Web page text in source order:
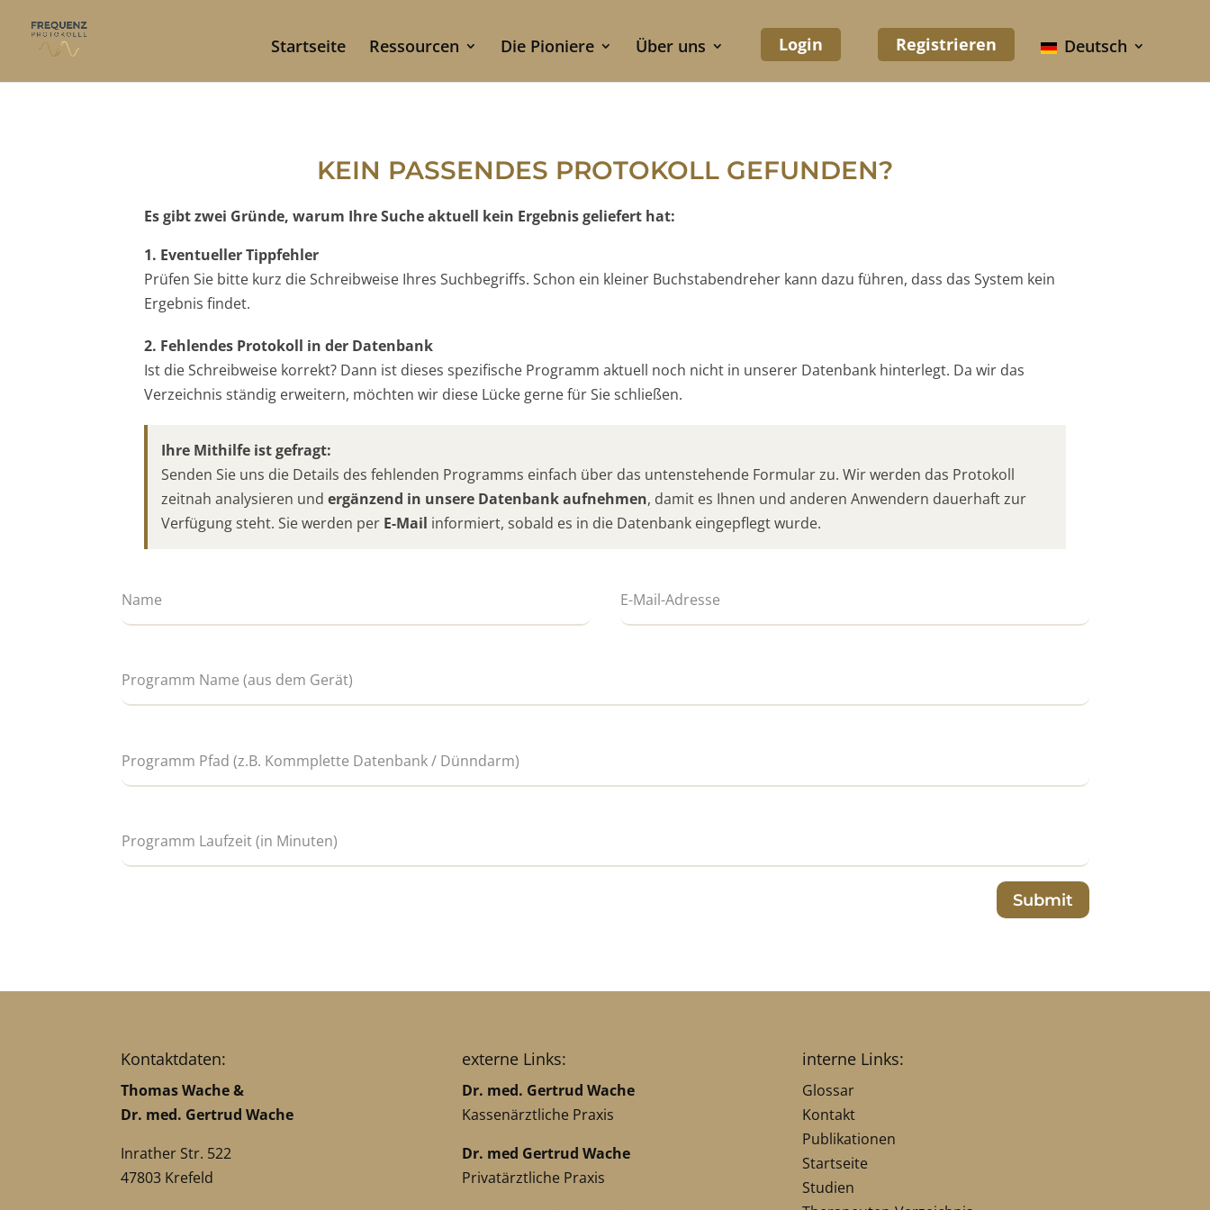
Startseite Ressourcen Die Pioniere Über uns Login Registrieren Deutsch
KEIN PASSENDES PROTOKOLL GEFUNDEN?
Es gibt zwei Gründe, warum Ihre Suche aktuell kein Ergebnis geliefert hat:
1. Eventueller Tippfehler
Prüfen Sie bitte kurz die Schreibweise Ihres Suchbegriffs. Schon ein kleiner Buchstabendreher kann dazu führen, dass das System kein
Ergebnis findet.
2. Fehlendes Protokoll in der Datenbank
Ist die Schreibweise korrekt? Dann ist dieses spezifische Programm aktuell noch nicht in unserer Datenbank hinterlegt. Da wir das
Verzeichnis ständig erweitern, möchten wir diese Lücke gerne für Sie schließen.
Ihre Mithilfe ist gefragt:
Senden Sie uns die Details des fehlenden Programms einfach über das untenstehende Formular zu. Wir werden das Protokoll
zeitnah analysieren und ergänzend in unsere Datenbank aufnehmen, damit es Ihnen und anderen Anwendern dauerhaft zur
Verfügung steht. Sie werden per E-Mail informiert, sobald es in die Datenbank eingepflegt wurde.
Submit
Kontaktdaten:
Thomas Wache &
Dr. med. Gertrud Wache
Inrather Str. 522
47803 Krefeld
externe Links:
Dr. med. Gertrud Wache
Kassenärztliche Praxis
Dr. med Gertrud Wache
Privatärztliche Praxis
interne Links:
Glossar
Kontakt
Publikationen
Startseite
Studien